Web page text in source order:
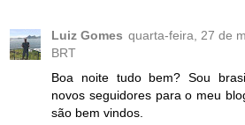
Luiz Gomes quarta-feira, 27 de
BRT
Boa noite tudo bem? Sou
novos seguidores para o meu
são bem vindos.